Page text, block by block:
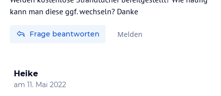
kann man diese ggf. wechseln? Danke
Frage beantworten Melden
Heike
am 11. Mai 2022